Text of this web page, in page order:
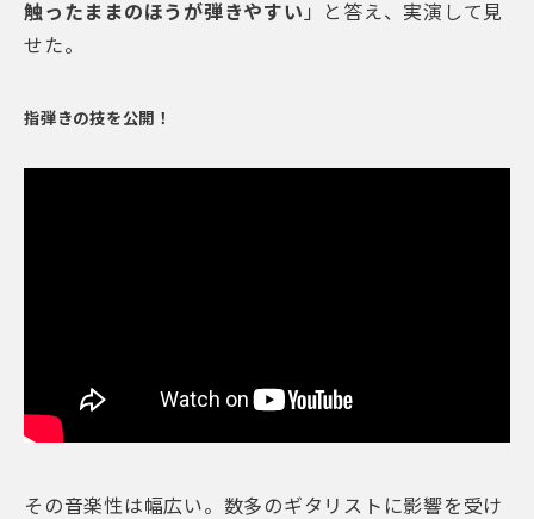
触ったままのほうが弾きやすい 」と答え、実演して見
せた。
指弾きの技を公開！
その音楽性は幅広い。数多のギタリストに影響を受け